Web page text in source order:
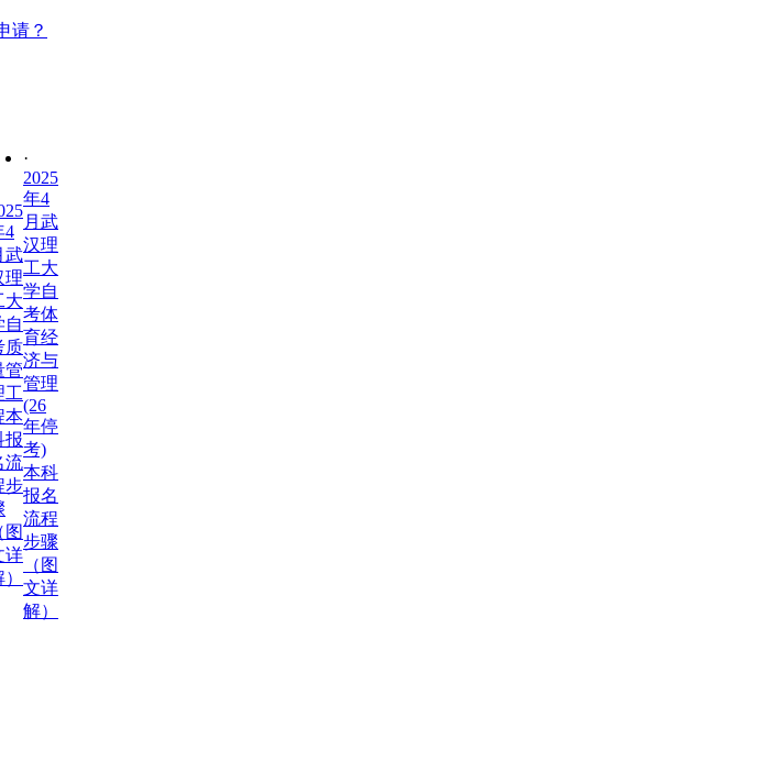
请？
4
武
理
大
自
质
管
工
本
报
流
步
图
详
·
2025
年4
月武
汉理
工大
学自
考体
育经
济与
管理
(26
年停
考)
本科
报名
流程
步骤
（图
文详
解）